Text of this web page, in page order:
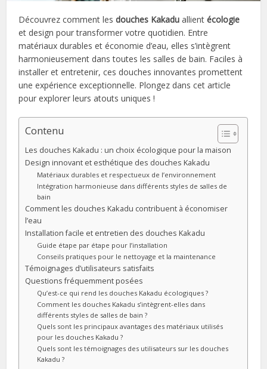
Découvrez comment lesdouches Kakadu allientécologie
et design pour transformer votre quotidien. Entre
matériaux durables et économie d’eau, elles s’intègrent
harmonieusement dans toutes les salles de bain. Faciles à
installer et entretenir, ces douches innovantes promettent
une expérience exceptionnelle. Plongez dans cet article
pour explorer leurs atouts uniques !
Contenu
Les douches Kakadu : un choix écologique pour la maison
Design innovant et esthétique des douches Kakadu
Matériaux durables et respectueux de l’environnement
Intégration harmonieuse dans différents styles de salles de
bain
Comment les douches Kakadu contribuent à économiser
l’eau
Installation facile et entretien des douches Kakadu
Guide étape par étape pour l’installation
Conseils pratiques pour le nettoyage et la maintenance
Témoignages d’utilisateurs satisfaits
Questions fréquemment posées
Qu’est-ce qui rend les douches Kakadu écologiques ?
Comment les douches Kakadu s’intègrent-elles dans
différents styles de salles de bain ?
Quels sont les principaux avantages des matériaux utilisés
pour les douches Kakadu ?
Quels sont les témoignages des utilisateurs sur les douches
Kakadu ?